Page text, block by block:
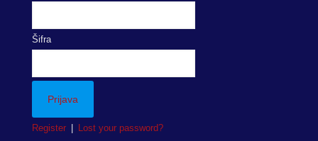
Šifra
Register Lost your password?